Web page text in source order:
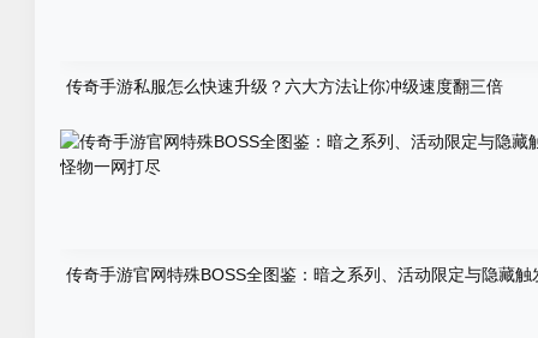
传奇手游私服怎么快速升级？六大方法让你冲级速度翻三倍
传奇手游官网特殊BOSS全图鉴：暗之系列、活动限定与隐藏触